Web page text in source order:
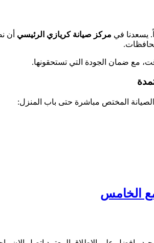
يسعدنا في مركز صيانة كريازي الرئيسي أن
مع ضمان الجودة التي تستحقونها.
المختص مباشرة حتى باب المنزل:
الخامس